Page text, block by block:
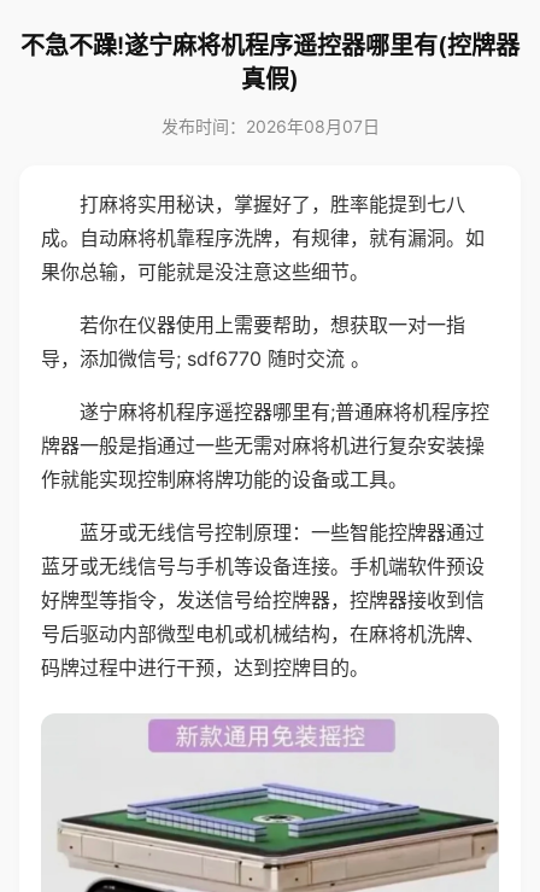
不急不躁!遂宁麻将机程序遥控器哪里有(控牌器
真假)
发布时间：2026年08月07日
打麻将实用秘诀，掌握好了，胜率能提到七八
成。自动麻将机靠程序洗牌，有规律，就有漏洞。如
果你总输，可能就是没注意这些细节。
若你在仪器使用上需要帮助，想获取一对一指
导，添加微信号; sdf6770 随时交流 。
遂宁麻将机程序遥控器哪里有;普通麻将机程序控
牌器一般是指通过一些无需对麻将机进行复杂安装操
作就能实现控制麻将牌功能的设备或工具。
蓝牙或无线信号控制原理：一些智能控牌器通过
蓝牙或无线信号与手机等设备连接。手机端软件预设
好牌型等指令，发送信号给控牌器，控牌器接收到信
号后驱动内部微型电机或机械结构，在麻将机洗牌、
码牌过程中进行干预，达到控牌目的。